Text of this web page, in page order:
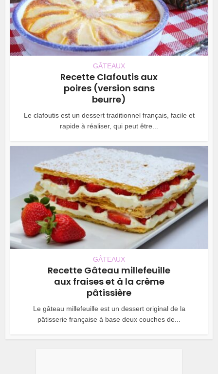
GÂTEAUX
Recette Clafoutis aux
poires (version sans
beurre)
Le clafoutis est un dessert traditionnel français, facile et
rapide à réaliser, qui peut être...
GÂTEAUX
Recette Gâteau millefeuille
aux fraises et à la crème
pâtissière
Le gâteau millefeuille est un dessert original de la
pâtisserie française à base deux couches de...